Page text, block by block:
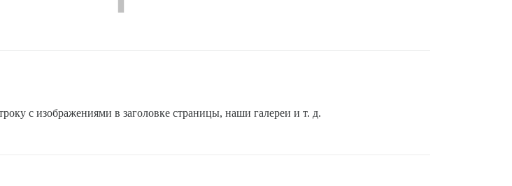
с изображениями в заголовке страницы, наши галереи и т. д.